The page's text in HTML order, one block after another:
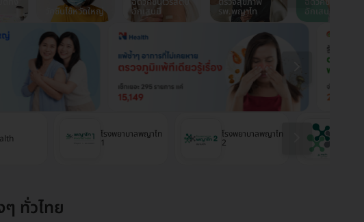
วัคซีนไข้หวัดใหญ่ อักเสบบี รพ.พญาไท อักเสบ
โรงพยาบาลพญาไท
1
โรงพยาบาลพญาไท
2
ทั่วไทย